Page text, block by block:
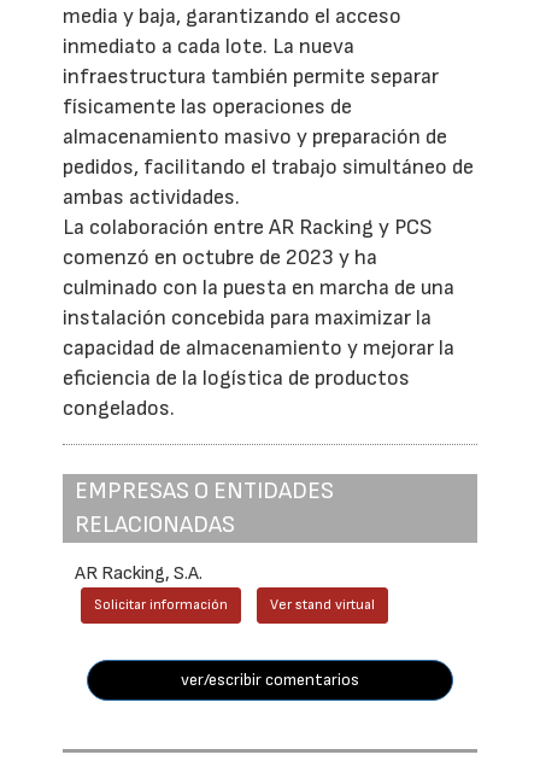
media y baja, garantizando el acceso
inmediato a cada lote. La nueva
infraestructura también permite separar
físicamente las operaciones de
almacenamiento masivo y preparación de
pedidos, facilitando el trabajo simultáneo de
ambas actividades.
La colaboración entre AR Racking y PCS
comenzó en octubre de 2023 y ha
culminado con la puesta en marcha de una
instalación concebida para maximizar la
capacidad de almacenamiento y mejorar la
eficiencia de la logística de productos
congelados.
EMPRESAS O ENTIDADES
RELACIONADAS
AR Racking, S.A.
Solicitar información Ver stand virtual
ver/escribir comentarios